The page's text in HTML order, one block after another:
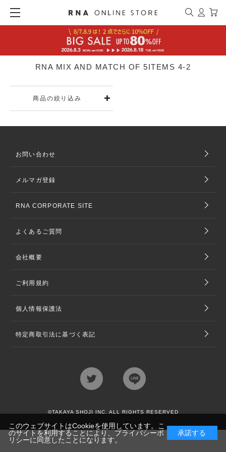
RNA MIX AND MATCH OF 5ITEMS 4-2
商品の絞り込み
お問い合わせ
メルマガ登録
RNA CORPORATE SITE
よくあるご質問
会社概要
ご利用規約
個人情報保護法
特定商取引法に基づく表記
©TAKAYA SHOJI INC. ALL RIGHTS RESERVED
このウェブサイトはCookieを使用しています。こ
のサイトを利用することにより、 プライバシーポ
リシーに同意したことになります。
承諾する